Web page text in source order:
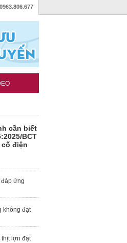
0963.806.677
cần biết
BCT
điện
ứng
không đạt
lợn đạt